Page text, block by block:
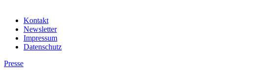
Kontakt
Newsletter
Impressum
Datenschutz
Presse